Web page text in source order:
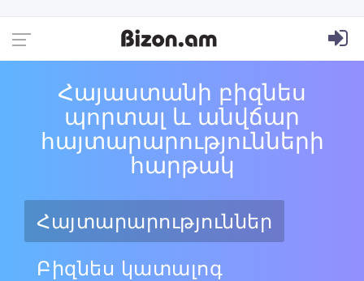
Հայաստանի բիզնես
պորտալ և անվճար
հայտարարությունների
հարթակ
Հայտարարություններ
Բիզնես կատալոգ